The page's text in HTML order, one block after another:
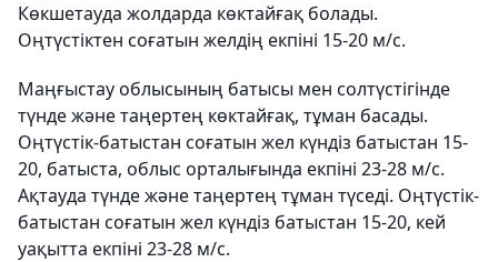
Көкшетауда жолдарда көктайғақ болады.
Оңтүстіктен соғатын желдің екпіні 15-20 м/с.
Маңғыстау облысының батысы мен солтүстігінде
түнде және таңертең көктайғақ, тұман басады.
Оңтүстік-батыстан соғатын жел күндіз батыстан 15-
20, батыста, облыс орталығында екпіні 23-28 м/с.
Ақтауда түнде және таңертең тұман түседі. Оңтүстік-
батыстан соғатын жел күндіз батыстан 15-20, кей
уақытта екпіні 23-28 м/с.